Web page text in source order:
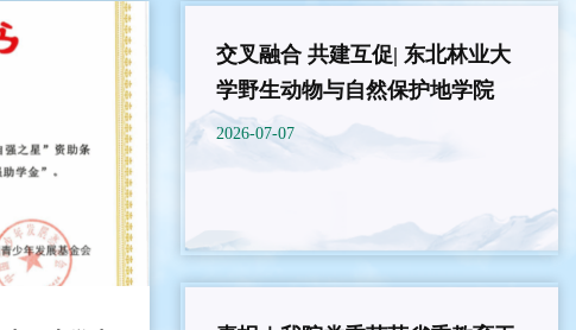
交叉融合 共建互促| 东北林业大
学野生动物与自然保护地学院
赴...
2026-07-07